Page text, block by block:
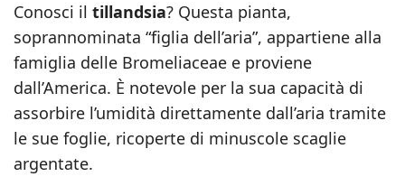
Conosci il tillandsia? Questa pianta,
soprannominata “figlia dell’aria”, appartiene alla
famiglia delle Bromeliaceae e proviene
dall’America. È notevole per la sua capacità di
assorbire l’umidità direttamente dall’aria tramite
le sue foglie, ricoperte di minuscole scaglie
argentate.